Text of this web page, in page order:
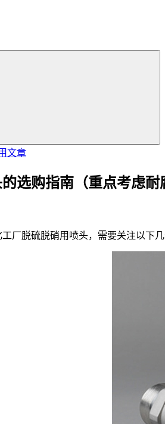
文章
选购指南（重点考虑耐
厂脱硫脱硝用喷头，需要关注以下几